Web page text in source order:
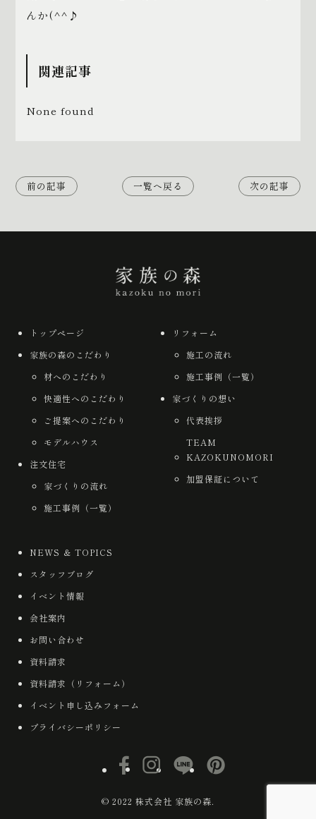
んか(^^♪
関連記事
None found
前の記事 一覧へ戻る 次の記事
トップページ
家族の森のこだわり
材へのこだわり
快適性へのこだわり
ご提案へのこだわり
モデルハウス
注文住宅
家づくりの流れ
施工事例（一覧）
リフォーム
施工の流れ
施工事例（一覧）
家づくりの想い
代表挨拶
TEAM
KAZOKUNOMORI
加盟保証について
NEWS ＆ TOPICS
スタッフブログ
イベント情報
会社案内
お問い合わせ
資料請求
資料請求（リフォーム）
イベント申し込みフォーム
プライバシーポリシー
© 2022 株式会社 家族の森.